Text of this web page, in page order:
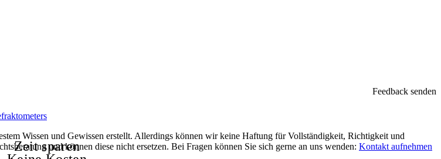
Feedback senden
Wissen und Gewissen erstellt. Allerdings können wir keine Haftung für Vollständigkeit, Richtigkeit und
und können diese nicht ersetzen. Bei Fragen können Sie sich gerne an uns wenden: Kontakt aufnehmen
Zeit sparen